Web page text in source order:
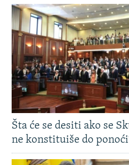
Šta će se desiti ako se
ne konstituiše do